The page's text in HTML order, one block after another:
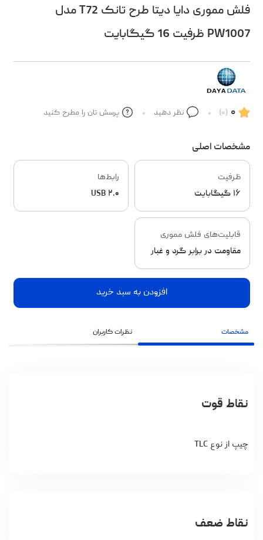
فلش مموری دایا دیتا طرح تانک T72 مدل
PW1007 ظرفیت 16 گیگابایت
۰ (۰) نظر دهید پرسش تان را مطرح کنید
مشخصات اصلی
ظرفیت
۱۶ گیگابایت
رابط‌ها
USB ۲.۰
قابلیت‌های فلش مموری
مقاومت در برابر گرد و غبار
افزودن به سبد خرید
مشخصات نظرات کاربران
نقاط قوت
چیپ از نوع TLC
نقاط ضعف